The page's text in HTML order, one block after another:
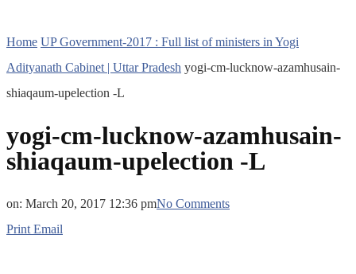
Home UP Government-2017 : Full list of ministers in Yogi
Adityanath Cabinet | Uttar Pradesh yogi-cm-lucknow-azamhusain-
shiaqaum-upelection -L
yogi-cm-lucknow-azamhusain-
shiaqaum-upelection -L
on: March 20, 2017 12:36 pmNo Comments
Print Email